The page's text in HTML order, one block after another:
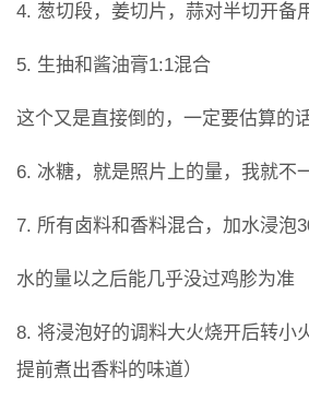
4. 葱切段，姜切片，蒜对半切开备
5. 生抽和酱油膏1:1混合
这个又是直接倒的，一定要估算的
6. 冰糖，就是照片上的量，我就不
7. 所有卤料和香料混合，加水浸泡
水的量以之后能几乎没过鸡胗为准
8. 将浸泡好的调料大火烧开后转小
提前煮出香料的味道）